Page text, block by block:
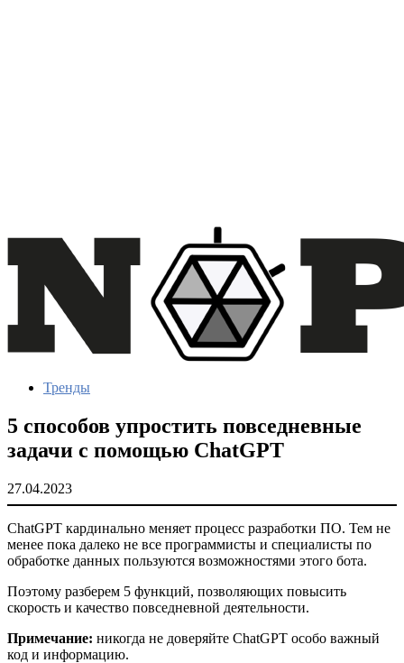
Тренды
5 способов упростить повседневные
задачи с помощью ChatGPT
27.04.2023
ChatGPT кардинально меняет процесс разработки ПО. Тем не
менее пока далеко не все программисты и специалисты по
обработке данных пользуются возможностями этого бота.
Поэтому разберем 5 функций, позволяющих повысить
скорость и качество повседневной деятельности.
Примечание: никогда не доверяйте ChatGPT особо важный
код и информацию.